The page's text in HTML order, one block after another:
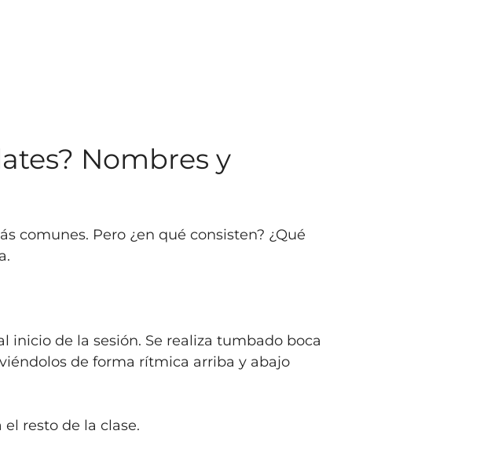
Nombres y
comunes. Pero ¿en qué consisten? ¿Qué
inicio de la sesión. Se realiza tumbado boca
de forma rítmica arriba y abajo
resto de la clase.